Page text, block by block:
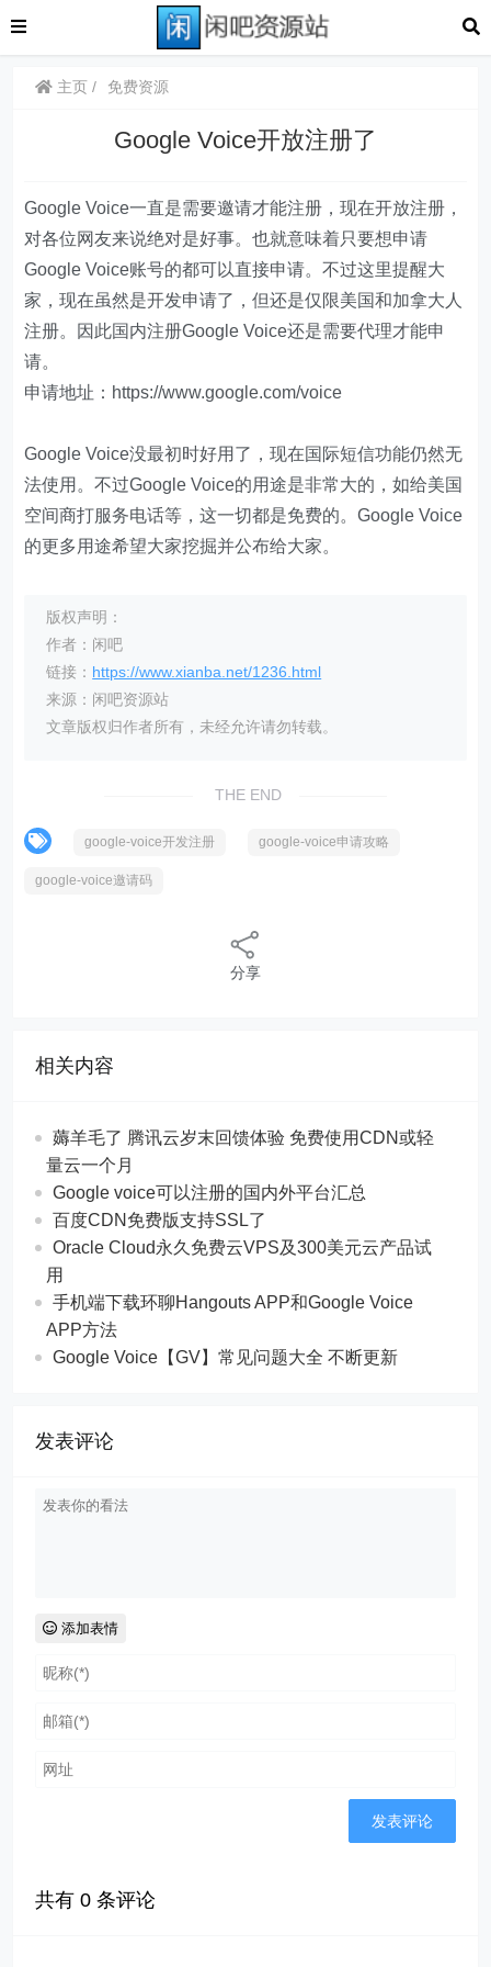
主页 免费资源
Google Voice开放注册了
Google Voice一直是需要邀请才能注册，现在开放注册，
对各位网友来说绝对是好事。也就意味着只要想申请
Google Voice账号的都可以直接申请。不过这里提醒大
家，现在虽然是开发申请了，但还是仅限美国和加拿大人
注册。因此国内注册Google Voice还是需要代理才能申
请。
申请地址：https://www.google.com/voice
Google Voice没最初时好用了，现在国际短信功能仍然无
法使用。不过Google Voice的用途是非常大的，如给美国
空间商打服务电话等，这一切都是免费的。Google Voice
的更多用途希望大家挖掘并公布给大家。
版权声明：
作者：闲吧
链接： https://www.xianba.net/1236.html
来源：闲吧资源站
文章版权归作者所有，未经允许请勿转载。
THE END
google-voice开发注册 google-voice申请攻略
google-voice邀请码
分享
相关内容
薅羊毛了 腾讯云岁末回馈体验 免费使用CDN或轻
量云一个月
Google voice可以注册的国内外平台汇总
百度CDN免费版支持SSL了
Oracle Cloud永久免费云VPS及300美元云产品试
用
手机端下载环聊Hangouts APP和Google Voice
APP方法
Google Voice【GV】常见问题大全 不断更新
发表评论
添加表情
共有0 条评论